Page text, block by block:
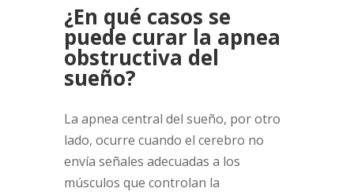
¿En qué casos se
puede curar la apnea
obstructiva del
sueño?
La apnea central del sueño, por otro
lado, ocurre cuando el cerebro no
envía señales adecuadas a los
músculos que controlan la